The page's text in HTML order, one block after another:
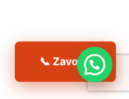
📞 Zavolat